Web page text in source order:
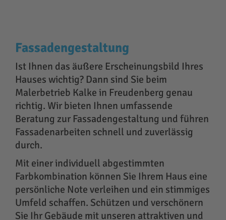
Fassadengestaltung
Ist Ihnen das äußere Erscheinungsbild Ihres
Hauses wichtig? Dann sind Sie beim
Malerbetrieb Kalke in Freudenberg genau
richtig. Wir bieten Ihnen umfassende
Beratung zur Fassadengestaltung und führen
Fassadenarbeiten schnell und zuverlässig
durch.
Mit einer individuell abgestimmten
Farbkombination können Sie Ihrem Haus eine
persönliche Note verleihen und ein stimmiges
Umfeld schaffen. Schützen und verschönern
Sie Ihr Gebäude mit unseren attraktiven und